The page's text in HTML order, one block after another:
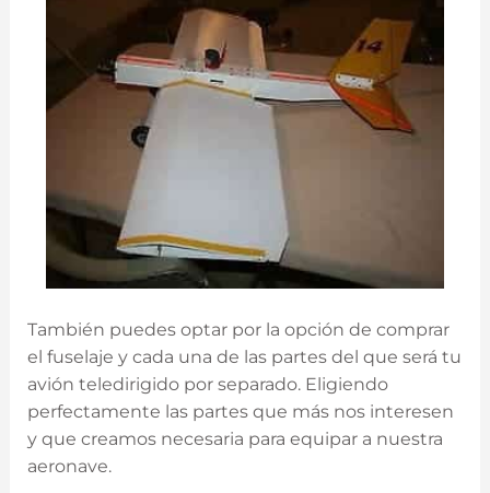
También puedes optar por la opción de comprar
el fuselaje y cada una de las partes del que será tu
avión teledirigido por separado. Eligiendo
perfectamente las partes que más nos interesen
y que creamos necesaria para equipar a nuestra
aeronave.